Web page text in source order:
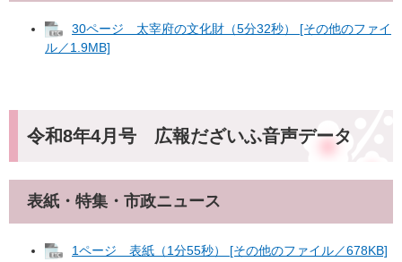
30ページ 太宰府の文化財（5分32秒） [その他のファイ
ル／1.9MB]
令和8年4月号 広報だざいふ音声データ
表紙・特集・市政ニュース
1ページ 表紙（1分55秒） [その他のファイル／678KB]